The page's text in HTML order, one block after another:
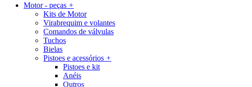
Motor - peças +
Kits de Motor
Virabrequim e volantes
Comandos de válvulas
Tuchos
Bielas
Pistoes e acessórios +
Pistoes e kit
Anéis
Outros